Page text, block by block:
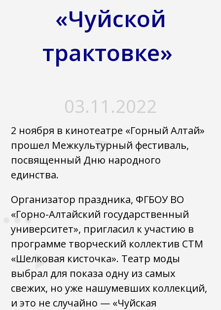
«Чуйской
трактовке»
03.11.2022
2 ноября в кинотеатре «Горный Алтай»
прошел Межкультурный фестиваль,
посвященный Дню народного
единства.
Организатор праздника, ФГБОУ ВО
«Горно-Алтайский государственный
университет», пригласил к участию в
программе творческий коллектив СТМ
«Шелковая кисточка». Театр моды
выбрал для показа одну из самых
свежих, но уже нашумевших коллекций,
и это не случайно — «Чуйская